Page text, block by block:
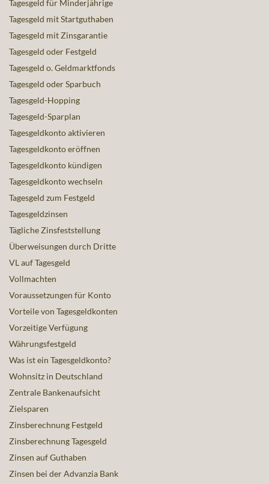
Tagesgeld für Minderjährige
Tagesgeld mit Startguthaben
Tagesgeld mit Zinsgarantie
Tagesgeld oder Festgeld
Tagesgeld o. Geldmarktfonds
Tagesgeld oder Sparbuch
Tagesgeld-Hopping
Tagesgeld-Sparplan
Tagesgeldkonto aktivieren
Tagesgeldkonto eröffnen
Tagesgeldkonto kündigen
Tagesgeldkonto wechseln
Tagesgeld zum Festgeld
Tagesgeldzinsen
Tägliche Zinsfeststellung
Überweisungen durch Dritte
VL auf Tagesgeld
Vollmachten
Voraussetzungen für Konto
Vorteile von Tagesgeldkonten
Vorzeitige Verfügung
Währungsfestgeld
Was ist ein Tagesgeldkonto?
Wohnsitz in Deutschland
Zentrale Bankenaufsicht
Zielsparen
Zinsberechnung Festgeld
Zinsberechnung Tagesgeld
Zinsen auf Guthaben
Zinsen bei der Advanzia Bank